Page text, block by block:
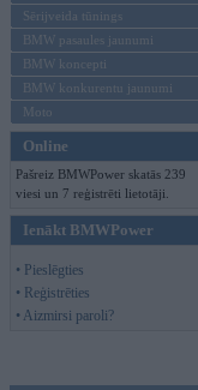
Sērijveida tūnings
BMW pasaules jaunumi
BMW koncepti
BMW konkurentu jaunumi
Moto
Online
Pašreiz BMWPower skatās 239
viesi un 7 reģistrēti lietotāji.
Ienākt BMWPower
• Pieslēgties
• Reģistrēties
• Aizmirsi paroli?